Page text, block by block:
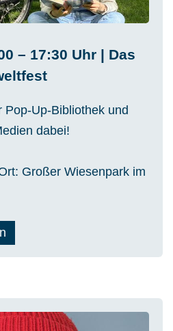
– 17:30 Uhr | Das
Pop-Up-Bibliothek und
dabei!
Großer Wiesenpark im